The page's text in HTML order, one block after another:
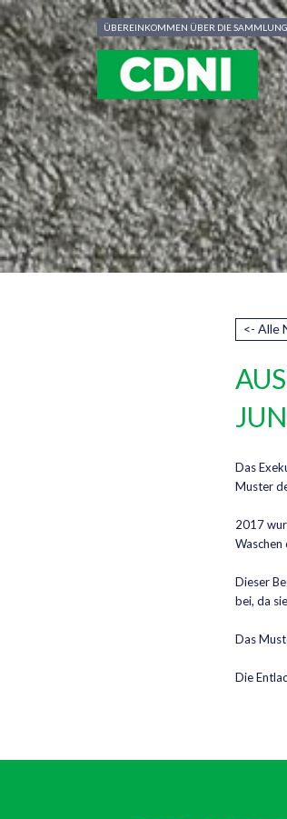
ÜBEREINKOMMEN ÜBER DIE
<- Alle
Das
Muster
2017
Dieser
bei, da
Das
Die
Cookie-Einstellungen